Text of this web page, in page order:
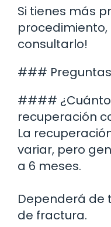
Si tienes más
procedimiento,
consultarlo!
###
####
recuperación
La
variar, pero
a 6 meses.
Dependerá de
de fractura.